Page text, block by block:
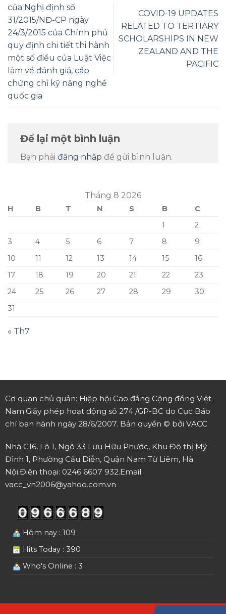
của Nghị định số
31/2015/NĐ-CP ngày
24/3/2015 của Chính phủ
quy định chi tiết thi hành
một số điều của Luật Việc
làm về đánh giá, cấp
chứng chỉ kỹ năng nghề
quốc gia
COVID-19 UPDATES
RELATED TO TERTIARY
SCHOLARSHIPS IN NEW
ZEALAND AND THE
PACIFIC
Để lại một bình luận
Bạn phải đăng nhập để gửi bình luận.
Tháng 8 2026
H B T N S B
C
1
2
3
4 5 6 7 8
9
10
11 12 13 14 15
16
17
18 19 20 21 22
23
24
25 26 27 28 29
30
31
« Th7
Cơ quan chủ quản: Hiệp hội Cao đẳng Cộng đồng Việt
Nam.Giấy phép hoạt động số 274 /GP-BC do Cục Báo
chí ban hành ngày 28/6/2007. Bản quyền © bởi VACC
Nhà C16, Lô 1, Ngõ 33 Lưu Hữu Phước, Khu Đô thị Mỹ
Đình 1, Phường Cầu Diễn, Quận Nam Từ Liêm, Hà
Nội.Điện thoại: 0246 6607 932.Email:
vacc_vn2006@yahoo.com.vn
Hôm nay : 109
Hits Today : 390
Who's Online : 3